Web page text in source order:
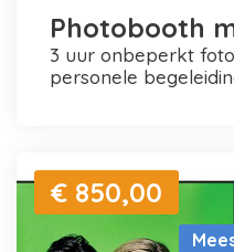
Photobooth
3 uur onbeperkt foto's maken en printen +
personele
€ 850,00